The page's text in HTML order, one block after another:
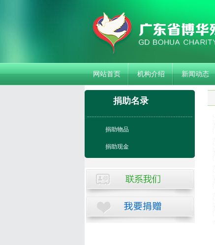
网站首页 机构介绍 新闻动态
捐助名录
捐助物品
捐助现金